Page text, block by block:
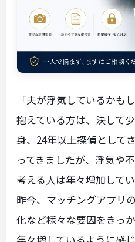
「夫が浮気しているか
抱えている方は、決して
身、24年以上探偵として
ってきましたが、浮気や
考える人は年々増加して
昨今、マッチングアプリ
化など様々な要因をきっ